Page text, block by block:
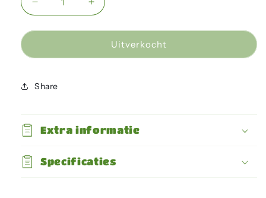
Aantal
verlagen
voor
-
schildpad
Aantal
verhogen
voor
Giganterra
-
Uitverkocht
Share
Extra informatie
Specificaties